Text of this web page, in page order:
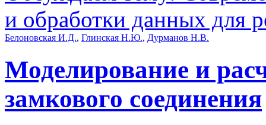
и обработки данных для
Белоновская И.Д., Глинская Н.Ю., Дурманов Н.В.
Моделирование и
замкового соединения